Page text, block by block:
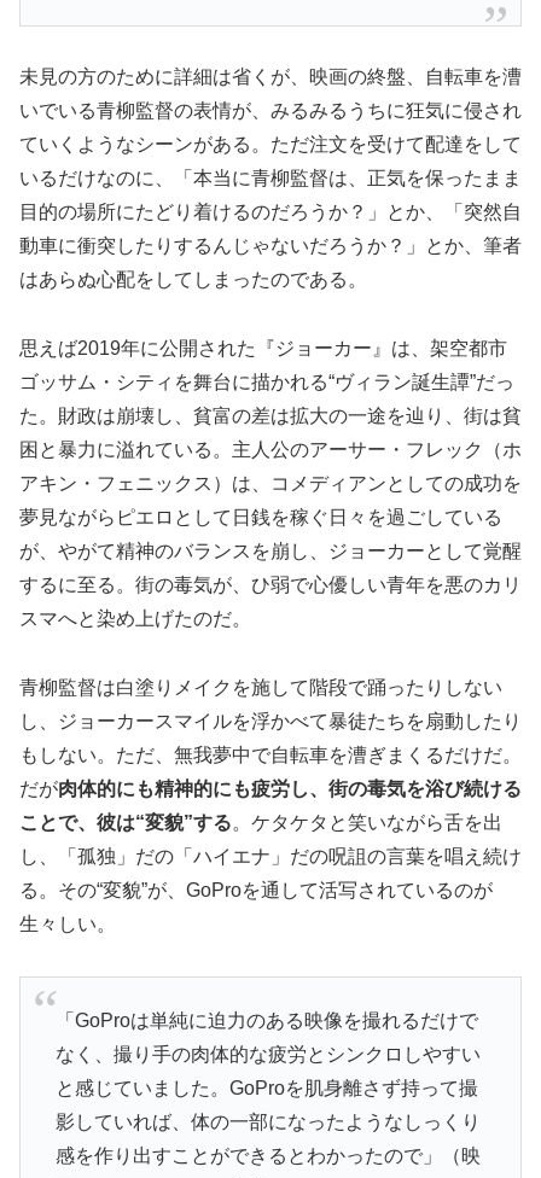
未見の方のために詳細は省くが、映画の終盤、自転車を漕
いでいる青柳監督の表情が、みるみるうちに狂気に侵され
ていくようなシーンがある。ただ注文を受けて配達をして
いるだけなのに、「本当に青柳監督は、正気を保ったまま
目的の場所にたどり着けるのだろうか？」とか、「突然自
動車に衝突したりするんじゃないだろうか？」とか、筆者
はあらぬ心配をしてしまったのである。
思えば2019年に公開された『ジョーカー』は、架空都市
ゴッサム・シティを舞台に描かれる“ヴィラン誕生譚”だっ
た。財政は崩壊し、貧富の差は拡大の一途を辿り、街は貧
困と暴力に溢れている。主人公のアーサー・フレック（ホ
アキン・フェニックス）は、コメディアンとしての成功を
夢見ながらピエロとして日銭を稼ぐ日々を過ごしている
が、やがて精神のバランスを崩し、ジョーカーとして覚醒
するに至る。街の毒気が、ひ弱で心優しい青年を悪のカリ
スマへと染め上げたのだ。
青柳監督は白塗りメイクを施して階段で踊ったりしない
し、ジョーカースマイルを浮かべて暴徒たちを扇動したり
もしない。ただ、無我夢中で自転車を漕ぎまくるだけだ。
だが肉体的にも精神的にも疲労し、街の毒気を浴び続ける
ことで、彼は“変貌”する。ケタケタと笑いながら舌を出
し、「孤独」だの「ハイエナ」だの呪詛の言葉を唱え続け
る。その“変貌”が、GoProを通して活写されているのが
生々しい。
「GoProは単純に迫力のある映像を撮れるだけで
なく、撮り手の肉体的な疲労とシンクロしやすい
と感じていました。GoProを肌身離さず持って撮
影していれば、体の一部になったようなしっくり
感を作り出すことができるとわかったので」（映